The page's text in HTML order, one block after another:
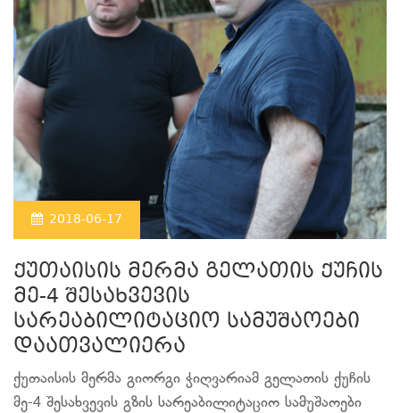
2018-06-17
ქუთაისის მერმა გელათის ქუჩის
მე-4 შესახვევის
სარეაბილიტაციო სამუშაოები
დაათვალიერა
ქუთაისის მერმა გიორგი ჭიღვარიამ გელათის ქუჩის
მე-4 შესახვევის გზის სარეაბილიტაციო სამუშაოები